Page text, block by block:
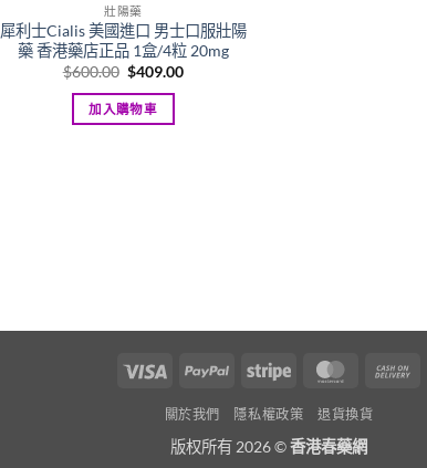
壯陽藥
犀利士Cialis 美國進口 男士口服壯陽
藥 香港藥店正品 1盒/4粒 20mg
$600.00 Original
was:
$600.00.
$409.00Current
加入購物車
Visa PayPal Stripe MasterCard
關於我們 隱私權政策 退貨換貨
版权所有 2026 ©香港春藥網